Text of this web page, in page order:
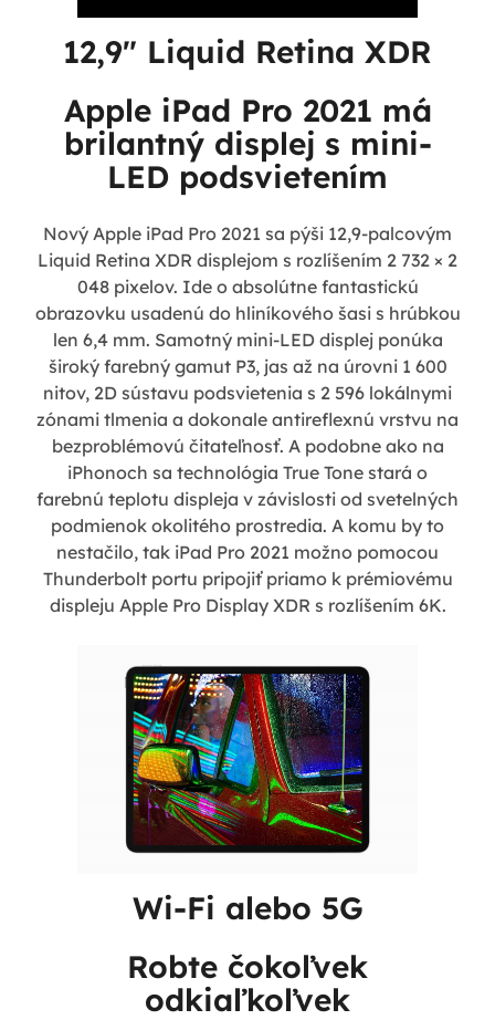
12,9" Liquid Retina XDR
Apple iPad Pro 2021 má
brilantný displej s mini-
LED podsvietením
Nový Apple iPad Pro 2021 sa pýši 12,9-palcovým
Liquid Retina XDR displejom s rozlíšením 2 732 × 2
048 pixelov. Ide o absolútne fantastickú
obrazovku usadenú do hliníkového šasi s hrúbkou
len 6,4 mm. Samotný mini-LED displej ponúka
široký farebný gamut P3, jas až na úrovni 1 600
nitov, 2D sústavu podsvietenia s 2 596 lokálnymi
zónami tlmenia a dokonale antireflexnú vrstvu na
bezproblémovú čitateľnosť. A podobne ako na
iPhonoch sa technológia True Tone stará o
farebnú teplotu displeja v závislosti od svetelných
podmienok okolitého prostredia. A komu by to
nestačilo, tak iPad Pro 2021 možno pomocou
Thunderbolt portu pripojiť priamo k prémiovému
displeju Apple Pro Display XDR s rozlíšením 6K.
Wi-Fi alebo 5G
Robte čokoľvek
odkiaľkoľvek